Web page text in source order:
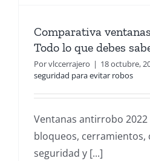
Comparativa
Todo lo que debes
Porvlccerrajero | 18 octubre,
seguridad para evitar robos
Ventanas antirrobo
bloqueos, cerramientos,
seguridad y [...]